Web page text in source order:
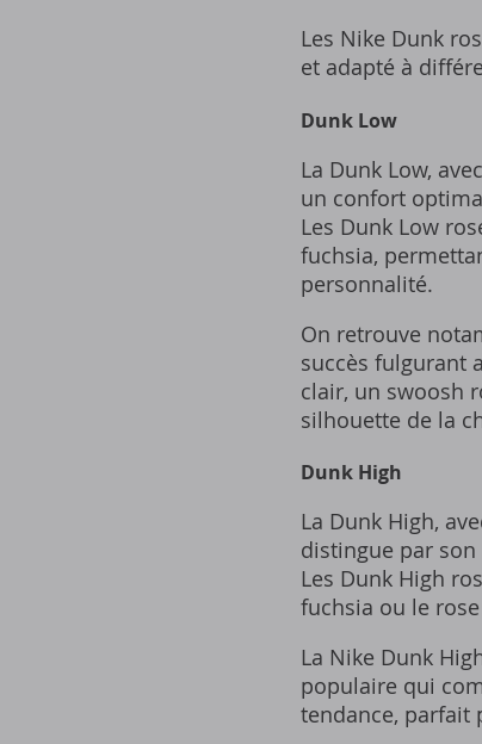
Les Nike Dunk
et adapté à
Dunk Low
La Dunk Low,
un confort
Les Dunk Low
fuchsia,
personnalité.
On retrouve
succès fulgurant
clair, un swoosh
silhouette de la
Dunk High
La Dunk High,
distingue par
Les Dunk High
fuchsia ou le
La Nike Dunk
populaire qui
tendance, parfait